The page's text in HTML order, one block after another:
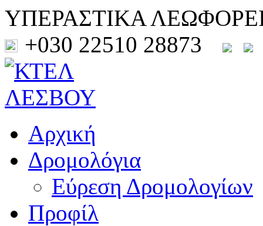
ΥΠΕΡΑΣΤΙΚΑ
+030 22510 28873
Αρχική
Δρομολόγια
Εύρεση Δρομολογίων
Προφίλ